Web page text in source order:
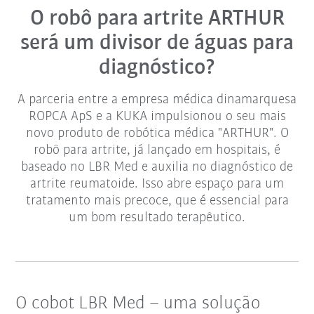
O robô para artrite ARTHUR
será um divisor de águas para
diagnóstico?
A parceria entre a empresa médica dinamarquesa
ROPCA ApS e a KUKA impulsionou o seu mais
novo produto de robótica médica "ARTHUR". O
robô para artrite, já lançado em hospitais, é
baseado no LBR Med e auxilia no diagnóstico de
artrite reumatoide. Isso abre espaço para um
tratamento mais precoce, que é essencial para
um bom resultado terapêutico.
O cobot LBR Med – uma solução